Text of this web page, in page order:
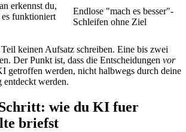
erkennst du,
es funktioniert
Endlose "mach es besser"-
Schleifen ohne Ziel
keinen Aufsatz schreiben. Eine bis zwei
Der Punkt ist, dass die Entscheidungen vor
getroffen werden, nicht halbwegs durch deine
entdeckt werden.
wie du KI fuer
briefst